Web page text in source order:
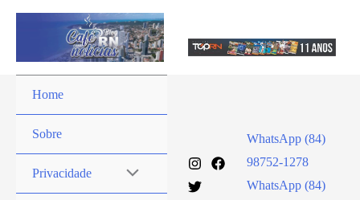
Home
Sobre
Privacidade
WhatsApp (84)
98752-1278
WhatsApp (84)